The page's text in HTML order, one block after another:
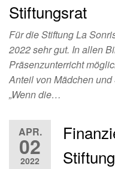
Stiftungsrat
Für die Stiftung La
2022 sehr gut. In allen
Präsenzunterricht
Anteil von Mädchen
„Wenn die…
APR.
02
2022